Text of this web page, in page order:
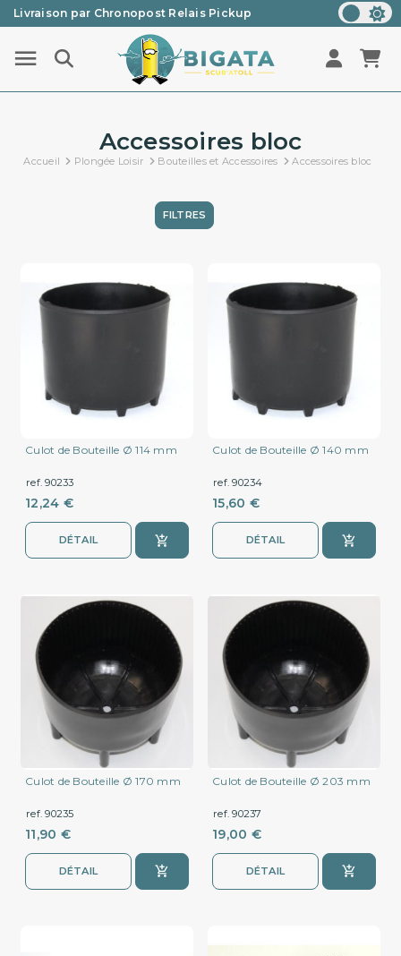
Livraison par Chronopost Relais Pickup
Une question ? Un renseignement ? 05 57 21 59 35
Accessoires bloc
Accueil Plongée Loisir Bouteilles et Accessoires Accessoires bloc
FILTRES
Culot de Bouteille Ø 114 mm
ref. 90233
12,24 €
DÉTAIL
Culot de Bouteille Ø 140 mm
ref. 90234
15,60 €
DÉTAIL
Culot de Bouteille Ø 170 mm
ref. 90235
11,90 €
DÉTAIL
Culot de Bouteille Ø 203 mm
ref. 90237
19,00 €
DÉTAIL